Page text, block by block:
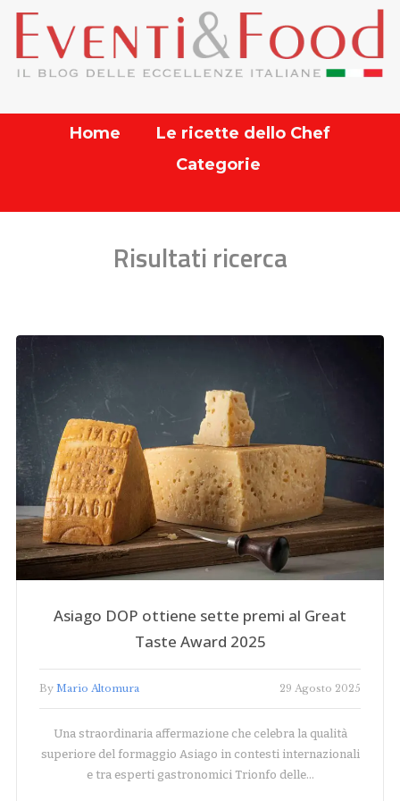
Home
Le ricette dello Chef
Categorie
Risultati ricerca
Asiago DOP ottiene sette premi al Great
Taste Award 2025
By Mario Altomura 29 Agosto 2025
Una straordinaria affermazione che celebra la qualità
superiore del formaggio Asiago in contesti internazionali
e tra esperti gastronomici Trionfo delle…